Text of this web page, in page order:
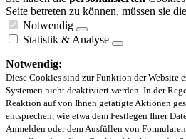
Seite betreten zu können, müssen sie
Notwendig
Statistik & Analyse
Notwendig:
Diese Cookies sind zur Funktion der Website
Systemen nicht deaktiviert werden. In der
Reaktion auf von Ihnen getätigte Aktionen
entsprechen, wie etwa dem Festlegen Ihrer
Anmelden oder dem Ausfüllen von